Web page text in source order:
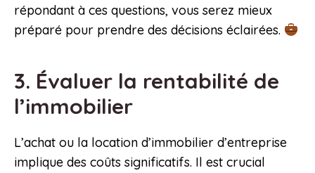
répondant à ces questions, vous serez mieux
préparé pour prendre des décisions éclairées.
3. Évaluer la rentabilité de
l’immobilier
L’achat ou la location d’immobilier d’entreprise
implique des coûts significatifs. Il est crucial